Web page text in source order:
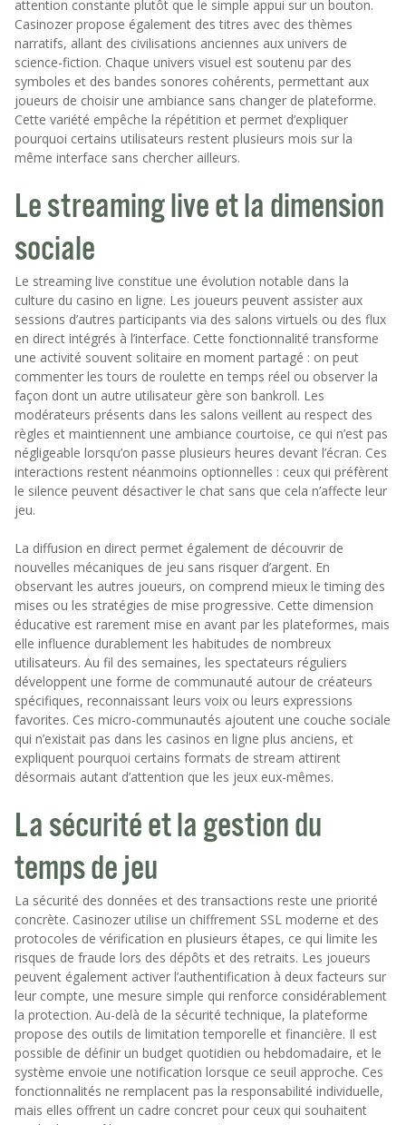
attention constante plutôt que le simple appui sur un bouton.
Casinozer propose également des titres avec des thèmes
narratifs, allant des civilisations anciennes aux univers de
science-fiction. Chaque univers visuel est soutenu par des
symboles et des bandes sonores cohérents, permettant aux
joueurs de choisir une ambiance sans changer de plateforme.
Cette variété empêche la répétition et permet d’expliquer
pourquoi certains utilisateurs restent plusieurs mois sur la
même interface sans chercher ailleurs.
Le streaming live et la dimension
sociale
Le streaming live constitue une évolution notable dans la
culture du casino en ligne. Les joueurs peuvent assister aux
sessions d’autres participants via des salons virtuels ou des flux
en direct intégrés à l’interface. Cette fonctionnalité transforme
une activité souvent solitaire en moment partagé : on peut
commenter les tours de roulette en temps réel ou observer la
façon dont un autre utilisateur gère son bankroll. Les
modérateurs présents dans les salons veillent au respect des
règles et maintiennent une ambiance courtoise, ce qui n’est pas
négligeable lorsqu’on passe plusieurs heures devant l’écran. Ces
interactions restent néanmoins optionnelles : ceux qui préfèrent
le silence peuvent désactiver le chat sans que cela n’affecte leur
jeu.
La diffusion en direct permet également de découvrir de
nouvelles mécaniques de jeu sans risquer d’argent. En
observant les autres joueurs, on comprend mieux le timing des
mises ou les stratégies de mise progressive. Cette dimension
éducative est rarement mise en avant par les plateformes, mais
elle influence durablement les habitudes de nombreux
utilisateurs. Au fil des semaines, les spectateurs réguliers
développent une forme de communauté autour de créateurs
spécifiques, reconnaissant leurs voix ou leurs expressions
favorites. Ces micro-communautés ajoutent une couche sociale
qui n’existait pas dans les casinos en ligne plus anciens, et
expliquent pourquoi certains formats de stream attirent
désormais autant d’attention que les jeux eux-mêmes.
La sécurité et la gestion du
temps de jeu
La sécurité des données et des transactions reste une priorité
concrète. Casinozer utilise un chiffrement SSL moderne et des
protocoles de vérification en plusieurs étapes, ce qui limite les
risques de fraude lors des dépôts et des retraits. Les joueurs
peuvent également activer l’authentification à deux facteurs sur
leur compte, une mesure simple qui renforce considérablement
la protection. Au-delà de la sécurité technique, la plateforme
propose des outils de limitation temporelle et financière. Il est
possible de définir un budget quotidien ou hebdomadaire, et le
système envoie une notification lorsque ce seuil approche. Ces
fonctionnalités ne remplacent pas la responsabilité individuelle,
mais elles offrent un cadre concret pour ceux qui souhaitent